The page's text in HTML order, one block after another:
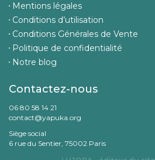
Mentions légales
Conditions d’utilisation
Conditions Générales de Vente
Politique de confidentialité
Notre blog
Contactez-nous
06 80 58 14 21
contact@yapuka.org
Siège social
6 rue du Sentier, 75002 Paris